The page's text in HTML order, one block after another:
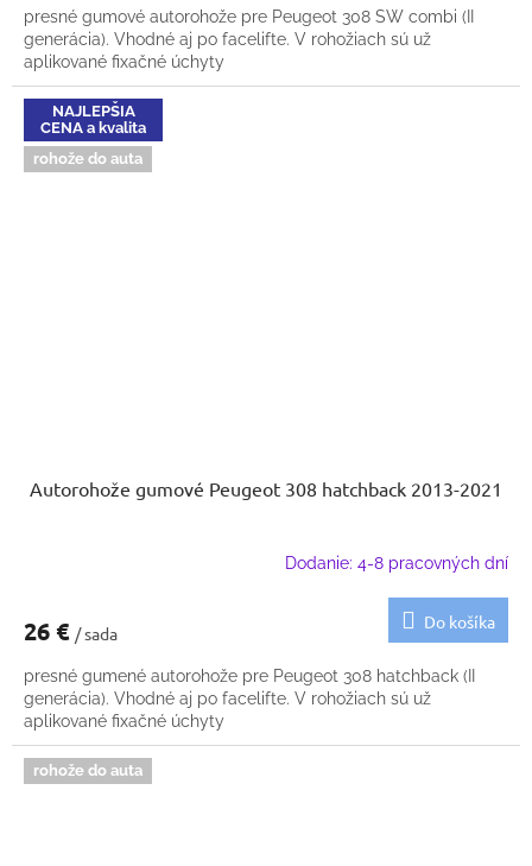
presné gumové autorohože pre Peugeot 308 SW combi (II
generácia). Vhodné aj po facelifte. V rohožiach sú už
aplikované fixačné úchyty
NAJLEPŠIA
CENA a kvalita
rohože do auta
Autorohože gumové Peugeot 308 hatchback 2013-2021
Dodanie: 4-8 pracovných dní
26 € / sada
Do košíka
presné gumené autorohože pre Peugeot 308 hatchback (II
generácia). Vhodné aj po facelifte. V rohožiach sú už
aplikované fixačné úchyty
rohože do auta